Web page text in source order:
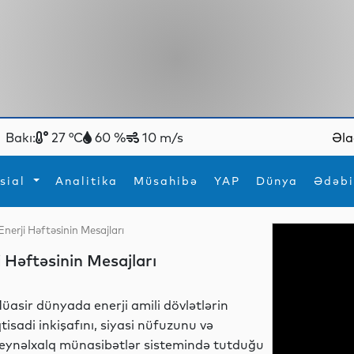
Bakı: 27 °C 60 % 10 m/s
Analitika Müsahibə YAP Dünya
İdmanYeni texnologiyalar
Həftəsinin Mesajları
Həftəsinin Mesajları
dünyada enerji amili dövlətlərin
inkişafını, siyasi nüfuzunu və
münasibətlər sistemində tutduğu